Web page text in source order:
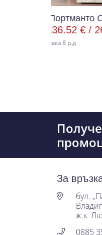
Сити 4007
267.00 лв.
За
бул.
ж.к.
0885